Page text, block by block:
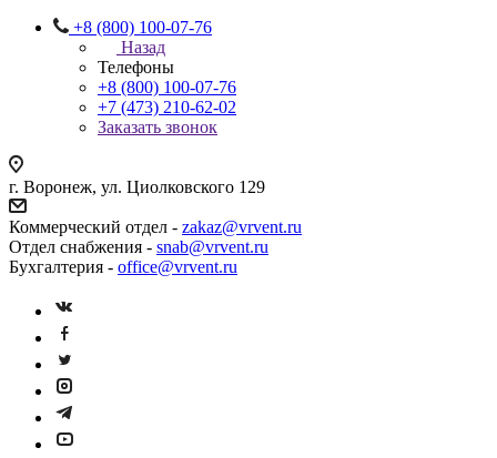
+8 (800) 100-07-76
Назад
Телефоны
+8 (800) 100-07-76
+7 (473) 210-62-02
Заказать звонок
г. Воронеж, ул. Циолковского 129
Коммерческий отдел - zakaz@vrvent.ru
Отдел снабжения - snab@vrvent.ru
Бухгалтерия - office@vrvent.ru